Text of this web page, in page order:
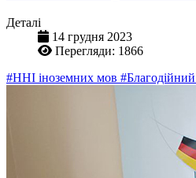
Деталі
14 грудня 2023
Перегляди: 1866
#ННІ іноземних мов